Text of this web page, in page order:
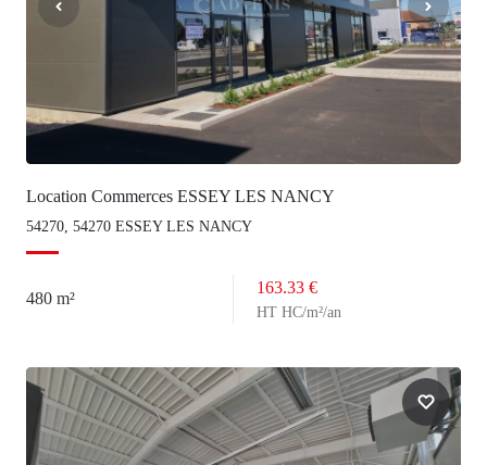
Location Commerces ESSEY LES NANCY
54270, 54270 ESSEY LES NANCY
480 m²
163.33 €
HT HC/m²/an